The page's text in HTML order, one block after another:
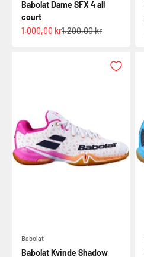
Babolat Dame SFX 4 all
court
Salgspris
1.000,00 krNormalpris
1.200,00 kr
Babolat
Babolat Kvinde Shadow